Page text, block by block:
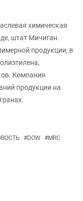
химическая
штат Мичиган.
продукции, в
Компания
продукции на
#DOW #MRC